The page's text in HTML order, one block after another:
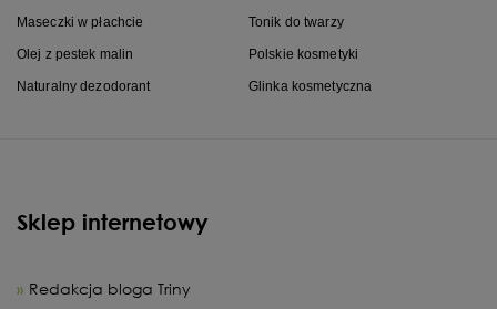
Maseczki w płachcie Tonik do twarzy
Olej z pestek malin Polskie kosmetyki
Naturalny dezodorant Glinka kosmetyczna
Sklep internetowy
Redakcja bloga Triny